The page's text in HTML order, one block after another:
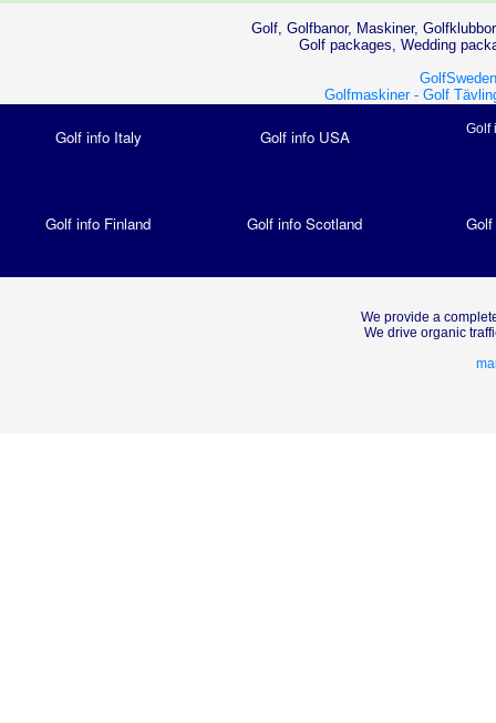
Golf, Golfbanor, Maskiner,
Golf packages, Wedding
Golfmaskiner - Golf
Golf info Italy Golf info USA Golf
Golf info Finland Golf info Scotland
We provide a
We drive organic